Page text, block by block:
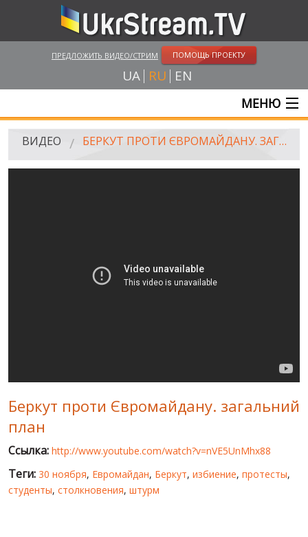
ПРЕДЛОЖИТЬ ВИДЕО/СТРИМ ПОМОЩЬ ПРОЕКТУ
UA RU EN
МЕНЮ
ГЛАВНАЯ
АМАТОРСКОЕ ВИДЕО
WINTER ON FIRE: UKRAINE'S FIGHT FOR FREEDOM
ХРОНОЛОГИЯ ЄВРОМАЙДАНА
ВИДЕО БЕРКУТ ПРОТИ ЄВРОМАЙДАНУ. ЗАГАЛЬНИЙ ПЛАН
Беркут проти Євромайдану. загальний
план
Ссылка: http://www.youtube.com/watch?v=nVE5UnMhx88
Теги: 30 ноября, Евромайдан, Беркут, избиение, протесты,
студенты, столкновения, штурм